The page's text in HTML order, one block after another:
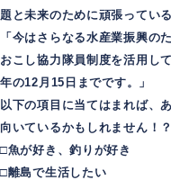
題と未来のために頑張ってい
「今はさらなる水産業振興の
おこし協力隊員制度を活用し
年の12月15日までです。」
以下の項目に当てはまれば、
向いているかもしれません！？
□魚が好き、釣りが好き
□離島で生活したい